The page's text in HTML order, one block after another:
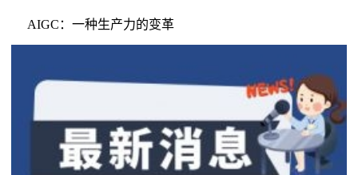
AIGC：一种生产力的变革